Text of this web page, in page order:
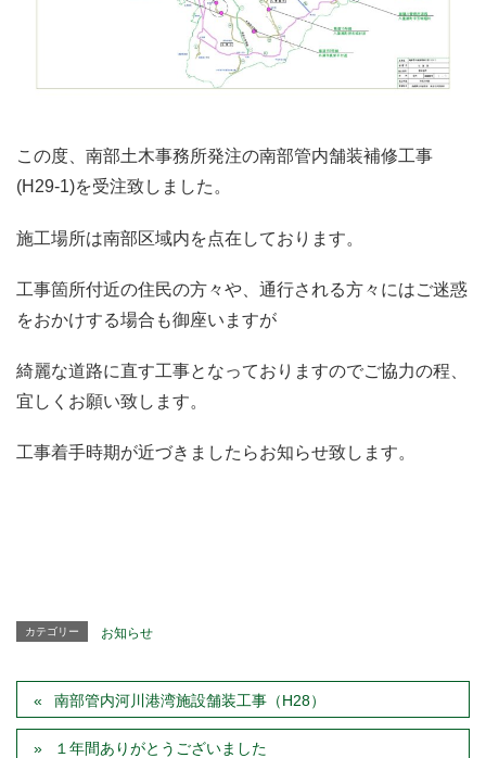
この度、南部土木事務所発注の南部管内舗装補修工事
(H29-1)を受注致しました。
施工場所は南部区域内を点在しております。
工事箇所付近の住民の方々や、通行される方々にはご迷惑
をおかけする場合も御座いますが
綺麗な道路に直す工事となっておりますのでご協力の程、
宜しくお願い致します。
工事着手時期が近づきましたらお知らせ致します。
カテゴリー お知らせ
南部管内河川港湾施設舗装工事（H28）
１年間ありがとうございました